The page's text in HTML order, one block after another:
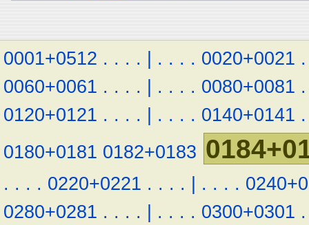
0001+0512 . . . . | . . . . 0020+0021 .
0060+0061 . . . . | . . . . 0080+0081 .
0120+0121 . . . . | . . . . 0140+0141 .
0180+0181 0182+0183
. . . . 0220+0221 . . . . | . . . .
0280+0281 . . . . | . . . . 0300+0301 .